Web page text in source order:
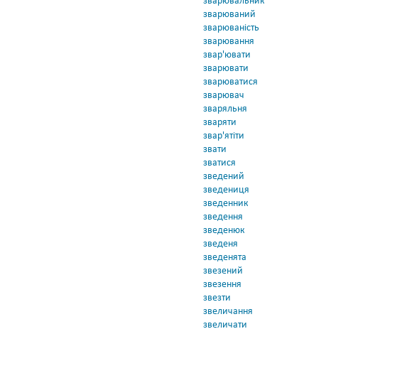
зварюваний
зварюваність
зварювання
звар'ювати
зварювати
зварюватися
зварювач
зваряльня
зваряти
звар'ятіти
звати
зватися
зведений
зведениця
зведенник
зведення
зведенюк
зведеня
зведенята
звезений
звезення
звезти
звеличання
звеличати